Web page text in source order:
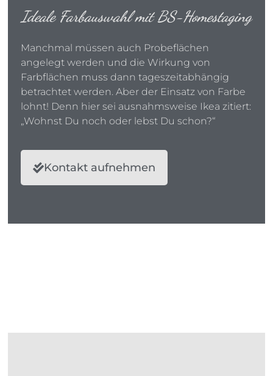
Ideale Farbauswahl mit BS-Homestaging
Manchmal müssen auch Probeflächen
angelegt werden und die Wirkung von
Farbflächen muss dann tageszeitabhängig
betrachtet werden. Aber der Einsatz von Farbe
lohnt! Denn hier sei ausnahmsweise Ikea zitiert:
„Wohnst Du noch oder lebst Du schon?“
Kontakt aufnehmen